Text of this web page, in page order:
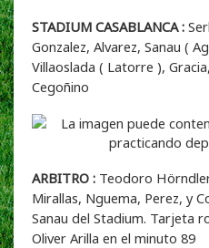
STADIUM CASABLANCA :
Gonzalez, Alvarez, Sanau (
Villaoslada ( Latorre ),
Cegoñino
ARBITRO : Teodoro
Mirallas, Nguema, Perez, y
Sanau del Stadium. Tarjeta
Oliver Arilla en el minuto 89